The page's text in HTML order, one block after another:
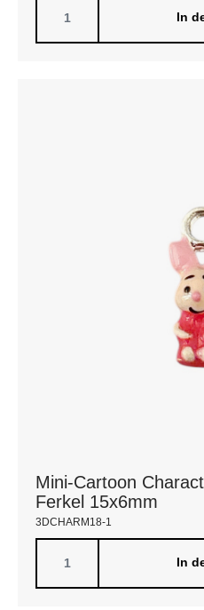
In
Mini-Cartoon
Ferkel 15x6mm
3DCHARM18-1
In